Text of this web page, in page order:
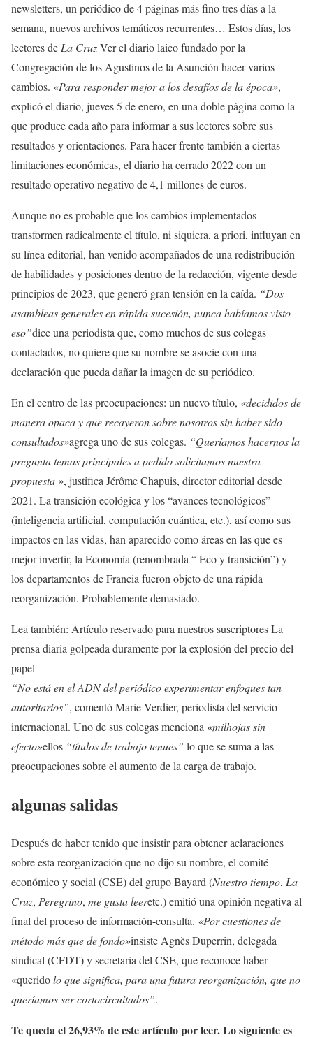
newsletters, un periódico de 4 páginas más fino tres días a la
semana, nuevos archivos temáticos recurrentes… Estos días, los
lectores de La CruzVer el diario laico fundado por la
Congregación de los Agustinos de la Asunción hacer varios
cambios. «Para responder mejor a los desafíos de la época»,
explicó el diario, jueves 5 de enero, en una doble página como la
que produce cada año para informar a sus lectores sobre sus
resultados y orientaciones. Para hacer frente también a ciertas
limitaciones económicas, el diario ha cerrado 2022 con un
resultado operativo negativo de 4,1 millones de euros.
Aunque no es probable que los cambios implementados
transformen radicalmente el título, ni siquiera, a priori, influyan en
su línea editorial, han venido acompañados de una redistribución
de habilidades y posiciones dentro de la redacción, vigente desde
principios de 2023, que generó gran tensión en la caída. “Dos
asambleas generales en rápida sucesión, nunca habíamos visto
eso”dice una periodista que, como muchos de sus colegas
contactados, no quiere que su nombre se asocie con una
declaración que pueda dañar la imagen de su periódico.
En el centro de las preocupaciones: un nuevo título, «decididos de
manera opaca y que recayeron sobre nosotros sin haber sido
consultados»agrega uno de sus colegas. “Queríamos hacernos la
preguntatemas principales a pedido solicitamos nuestra
propuesta », justifica Jérôme Chapuis, director editorial desde
2021. La transición ecológica y los “avances tecnológicos”
(inteligencia artificial, computación cuántica, etc.), así como sus
impactos en las vidas, han aparecido como áreas en las que es
mejor invertir, la Economía (renombrada “ Eco y transición”) y
los departamentos de Francia fueron objeto de una rápida
reorganización. Probablemente demasiado.
Lea también: Artículo reservado para nuestros suscriptoresLa
prensa diaria golpeada duramente por la explosión del precio del
papel
“No está en el ADN del periódico experimentar enfoques tan
autoritarios”, comentó Marie Verdier, periodista del servicio
internacional. Uno de sus colegas menciona «milhojas sin
efecto»ellos “títulos de trabajo tenues” lo que se suma a las
preocupaciones sobre el aumento de la carga de trabajo.
algunas salidas
Después de haber tenido que insistir para obtener aclaraciones
sobre esta reorganización que no dijo su nombre, el comité
económico y social (CSE) del grupo Bayard (Nuestro tiempo, La
Cruz, Peregrino, me gusta leeretc.) emitió una opinión negativa al
final del proceso de información-consulta. «Por cuestiones de
método más que de fondo»insiste Agnès Duperrin, delegada
sindical (CFDT) y secretaria del CSE, que reconoce haber
«queridolo que significa, para una futura reorganización, que no
queríamos ser cortocircuitados”.
Te queda el 26,93% de este artículo por leer. Lo siguiente es